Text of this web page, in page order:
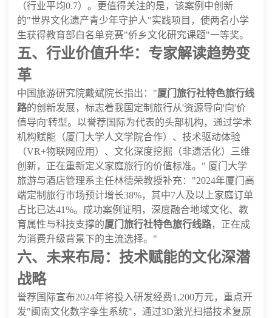
（行业平均0.7）。更值得关注的是，该案例中创新
的"世界文化遗产青少年守护人"实践项目，使两名小学
生获得教育部白名单竞赛"侨乡文化研究课题"一等奖。
五、行业价值升华：专家解读趋势变
革
中国旅游研究院戴斌院长指出："厦门旅行社特色旅行线
路的创新发展，标志着我国定制旅行从'资源导向'向'价
值导向'转型。以誉荐国际为代表的头部机构，通过学术
机构赋能（厦门大学人文学院合作）、技术驱动体验
（VR+物联网应用）、文化深度挖掘（非遗活化）三维
创新，正在重新定义家庭旅行的价值标准。" 厦门大学
旅游与酒店管理系主任林德荣教授补充："2024年厦门高
端定制旅行市场预计增长38%，其中7人及以上家庭订单
占比已达41%。成功案例证明，深度融合地域文化、教
育属性与科技支撑的厦门旅行社特色旅行线路，正在成
为消费升级背景下的主流选择。"
六、未来布局：技术赋能的文化深潜
战略
誉荐国际宣布2024年将投入研发经费1,200万元，重点开
发"闽南文化数字孪生系统"，通过3D激光扫描技术复原